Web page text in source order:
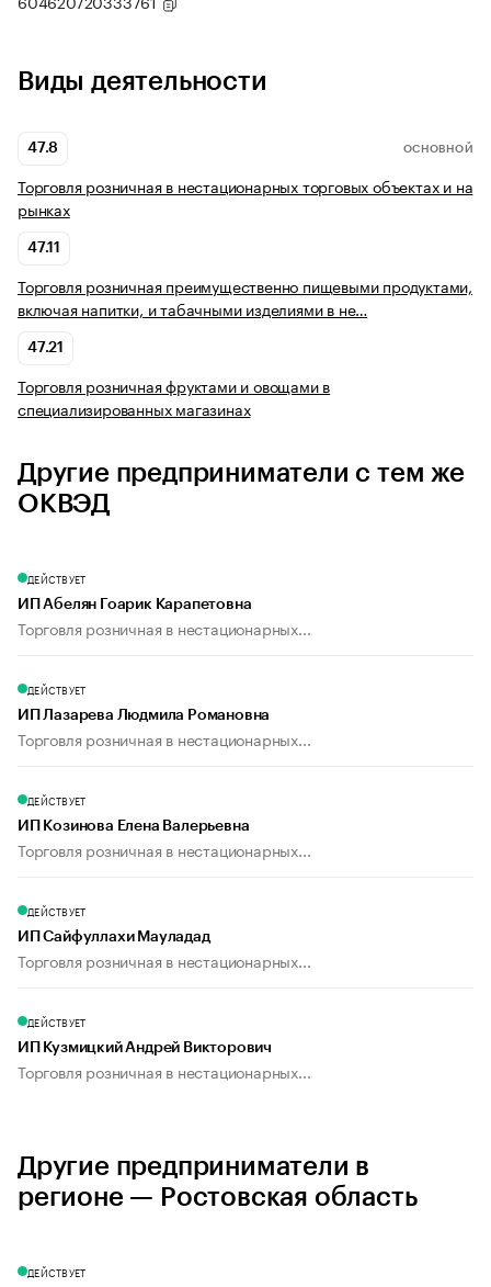
Виды деятельности
47.8 ОСНОВНОЙ
Торговля розничная в нестационарных торговых объектах и на
рынках
47.11
Торговля розничная преимущественно пищевыми продуктами,
включая напитки, и табачными изделиями в не…
47.21
Торговля розничная фруктами и овощами в
специализированных магазинах
Другие предприниматели с тем же
ОКВЭД
ДЕЙСТВУЕТ
ИП Абелян Гоарик Карапетовна
Торговля розничная в нестационарных...
ДЕЙСТВУЕТ
ИП Лазарева Людмила Романовна
Торговля розничная в нестационарных...
ДЕЙСТВУЕТ
ИП Козинова Елена Валерьевна
Торговля розничная в нестационарных...
ДЕЙСТВУЕТ
ИП Сайфуллахи Мауладад
Торговля розничная в нестационарных...
ДЕЙСТВУЕТ
ИП Кузмицкий Андрей Викторович
Торговля розничная в нестационарных...
Другие предприниматели в
регионе — Ростовская область
ДЕЙСТВУЕТ